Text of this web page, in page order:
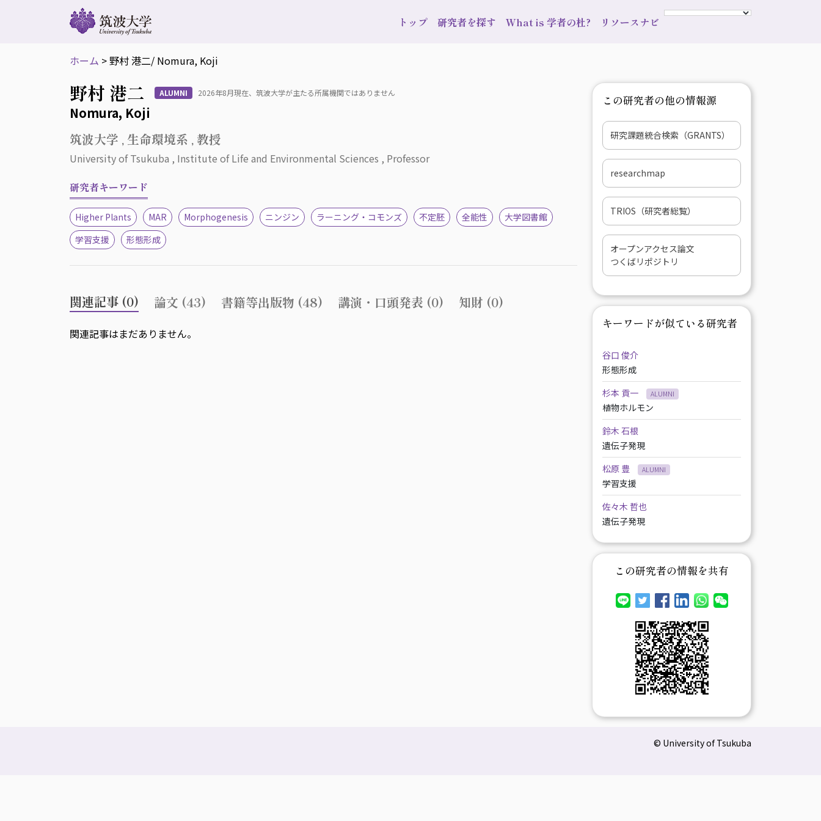
トップ 研究者を探す What is 学者の杜? リソースナビ
ホーム >野村 港二/ Nomura, Koji
野村 港二 ALUMNI 2026年8月現在、筑波大学が主たる所属機関ではありません
Nomura, Koji
筑波大学 , 生命環境系 , 教授
University of Tsukuba , Institute of Life and Environmental Sciences , Professor
研究者キーワード
Higher Plants MAR Morphogenesis ニンジン ラーニング・コモンズ 不定胚 全能性
大学図書館
学習支援
形態形成
関連記事 (0) 論文 (43) 書籍等出版物 (48) 講演・口頭発表 (0) 知財 (0)
関連記事はまだありません。
この研究者の他の情報源
研究課題統合検索（GRANTS）
researchmap
TRIOS（研究者総覧）
オープンアクセス論文
つくばリポジトリ
キーワードが似ている研究者
谷口 俊介
形態形成
杉本 貢一
ALUMNI
植物ホルモン
鈴木 石根
遺伝子発現
松原 豊
ALUMNI
学習支援
佐々木 哲也
遺伝子発現
この研究者の情報を共有
© University of Tsukuba